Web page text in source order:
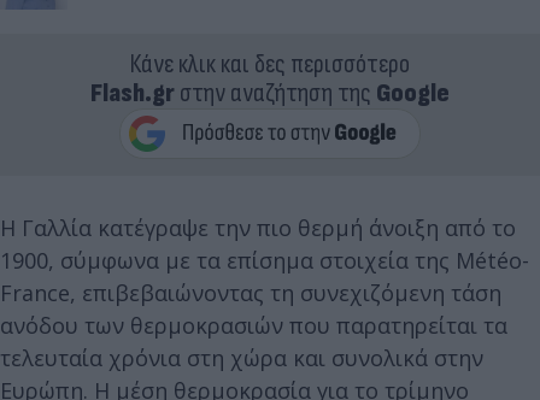
Κάνε κλικ και δες περισσότερο
Flash.grστην αναζήτηση της Google
Η Γαλλία κατέγραψε την πιο θερμή άνοιξη από το
1900, σύμφωνα με τα επίσημα στοιχεία της Météo-
France, επιβεβαιώνοντας τη συνεχιζόμενη τάση
ανόδου των θερμοκρασιών που παρατηρείται τα
τελευταία χρόνια στη χώρα και συνολικά στην
Ευρώπη. Η μέση θερμοκρασία για το τρίμηνο